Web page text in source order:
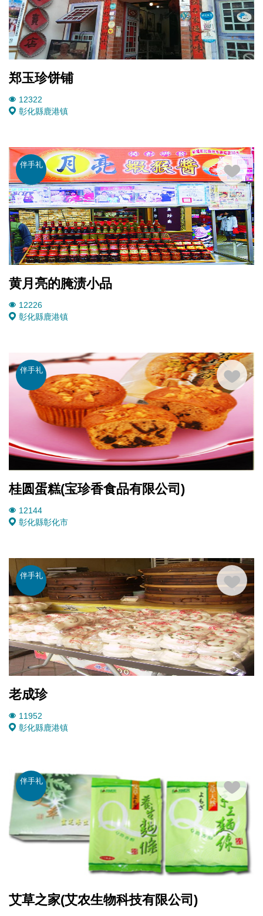
郑玉珍饼铺
12322
彰化縣鹿港镇
伴手礼
黄月亮的腌渍小品
12226
彰化縣鹿港镇
伴手礼
桂圆蛋糕(宝珍香食品有限公司)
12144
彰化縣彰化市
伴手礼
老成珍
11952
彰化縣鹿港镇
伴手礼
艾草之家(艾农生物科技有限公司)